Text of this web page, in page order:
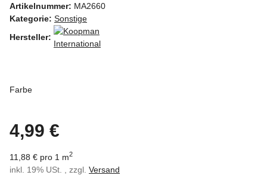
Artikelnummer: MA2660
Kategorie: Sonstige
Hersteller:
Farbe
4,99 €
11,88 € pro 1 m2
inkl. 19% USt. , zzgl. Versand